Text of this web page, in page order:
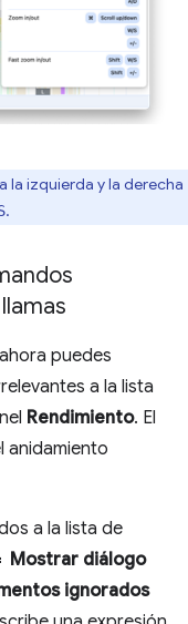
la izquierda y la derecha
.
puedes
a la lista
Rendimiento. El
anidamiento
a la lista de
Mostrar diálogo
ignorados